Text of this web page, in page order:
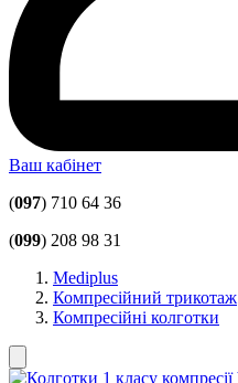
Ваш кабінет
(097) 710 64 36
(099) 208 98 31
Mediplus
Компресійний трикотаж
Компресійні колготки